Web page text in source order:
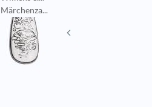
Märchenza...